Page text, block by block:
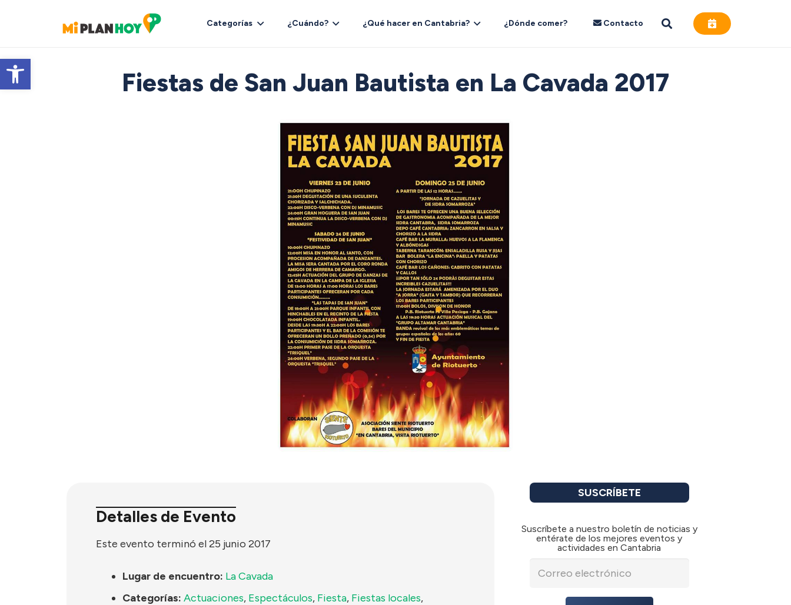
Abrir barra de herramientas
Categorías ¿Cuándo? ¿Qué hacer en Cantabria? ¿Dónde comer? Contacto
Fiestas de San Juan Bautista en La Cavada 2017
Detalles de Evento
Este evento terminó el 25 junio 2017
Lugar de encuentro: La Cavada
Categorías: Actuaciones, Espectáculos, Fiesta, Fiestas locales,
SUSCRÍBETE
Suscríbete a nuestro boletín de noticias y
entérate de los mejores eventos y
actividades en Cantabria